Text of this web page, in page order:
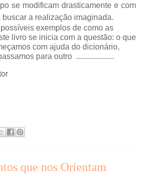
se modificam drasticamente e com
a realização imaginada.
exemplos de como as
livro se inicia com a questão: o que
com ajuda do dicionário,
para outro ...................
que nos Orientam